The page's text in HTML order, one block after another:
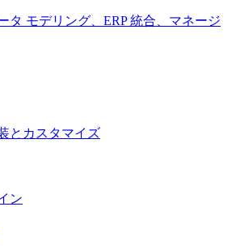
タ モデリング、ERP 統合、マネージ
とカスタマイズ
ン